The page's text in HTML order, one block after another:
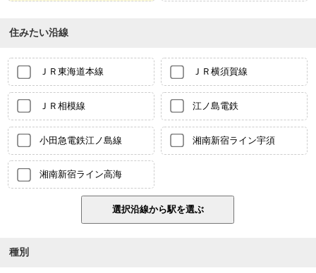
住みたい沿線
ＪＲ東海道本線 ＪＲ横須賀線
ＪＲ相模線 江ノ島電鉄
小田急電鉄江ノ島線 湘南新宿ライン宇須
湘南新宿ライン高海
種別